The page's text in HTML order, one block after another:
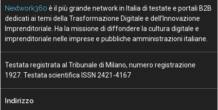
Nextwork360 è il più grande network in Italia di testate e portali B2B
dedicati ai temi della Trasformazione Digitale e dell’Innovazione
Imprenditoriale. Ha la missione di diffondere la cultura digitale e
imprenditoriale nelle imprese e pubbliche amministrazioni italiane.
Testata registrata al Tribunale di Milano, numero registrazione
1927. Testata scientifica ISSN 2421-4167
Indirizzo